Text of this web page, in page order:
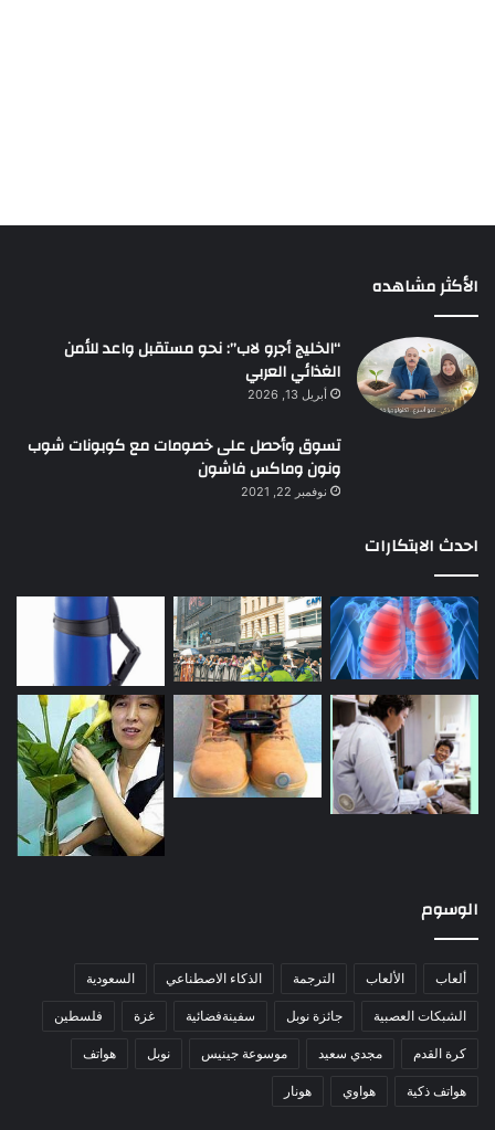
الأكثر مشاهده
“الخليج أجرو لاب”: نحو مستقبل واعد للأمن
الغذائي العربي
أبريل 13, 2026
تسوق وأحصل على خصومات مع كوبونات شوب
ونون وماكس فاشون
نوفمبر 22, 2021
احدث الابتكارات
الوسوم
ألعاب الألعاب الترجمة الذكاء الاصطناعي السعودية
الشبكات العصبية جائزة نوبل سفينةفضائية غزة فلسطين
كرة القدم مجدي سعيد موسوعة جينيس نوبل هواتف
هواتف ذكية هواوي هونار